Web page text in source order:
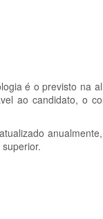
é o previsto na
ao candidato, o